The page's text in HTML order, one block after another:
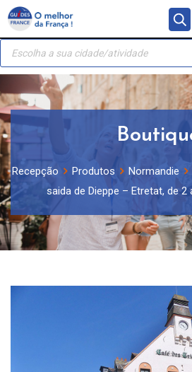
Painel de Gerenciamento de Cookies
Skip
content
Recherche
produits
Recepção Produtos Normandie
saida de Dieppe – Etretat, de 2